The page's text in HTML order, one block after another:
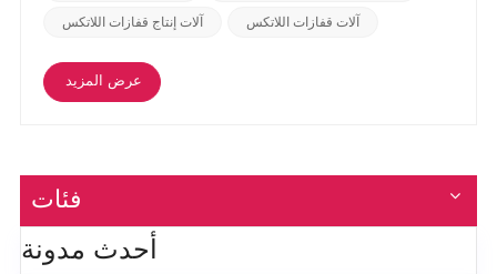
آلات إنتاج قفازات اللاتكس آلات قفازات اللاتكس
عرض المزيد
فئات
أحدث مدونة